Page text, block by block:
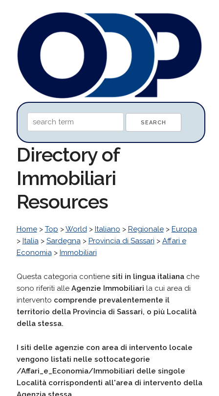
Directory of
Immobiliari
Resources
Home> Top >World> Italiano > Regionale> Europa
> Italia> Sardegna> Provincia di Sassari > Affari e
Economia> Immobiliari
Questa categoria contiene siti in lingua italianache
sono riferiti alle Agenzie Immobiliari la cui area di
intervento comprende prevalentemente il
territorio della Provincia di Sassari, o più Località
della stessa.
I siti delle agenzie con area di intervento locale
vengono listati nelle sottocategorie
/Affari_e_Economia/Immobiliari delle singole
Località corrispondenti all'area di intervento della